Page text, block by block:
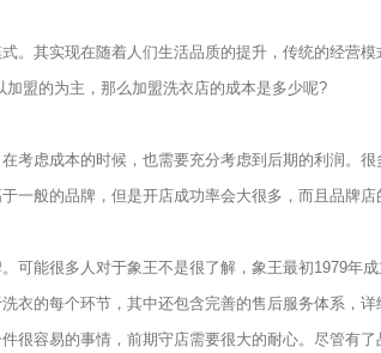
其实现在随着人们生活品质的提升，传统的经营模
盟的为主，那么加盟洗衣店的成本是多少呢?
虑成本的时候，也需要充分考虑到后期的利润。很
一般的品牌，但是开店成功率会大很多，而且品牌店
能很多人对于象王不是很了解，象王最初1979年
衣的每个环节，其中还包含完善的售后服务体系，详
容易的事情，前期守店需要很大的耐心。尽管有了